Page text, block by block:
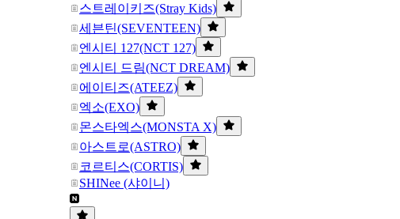
스트레이키즈(Stray Kids)
세븐틴(SEVENTEEN)
엔시티 127(NCT 127)
엔시티 드림(NCT DREAM)
에이티즈(ATEEZ)
엑소(EXO)
몬스타엑스(MONSTA X)
아스트로(ASTRO)
코르티스(CORTIS)
SHINee (샤이니)